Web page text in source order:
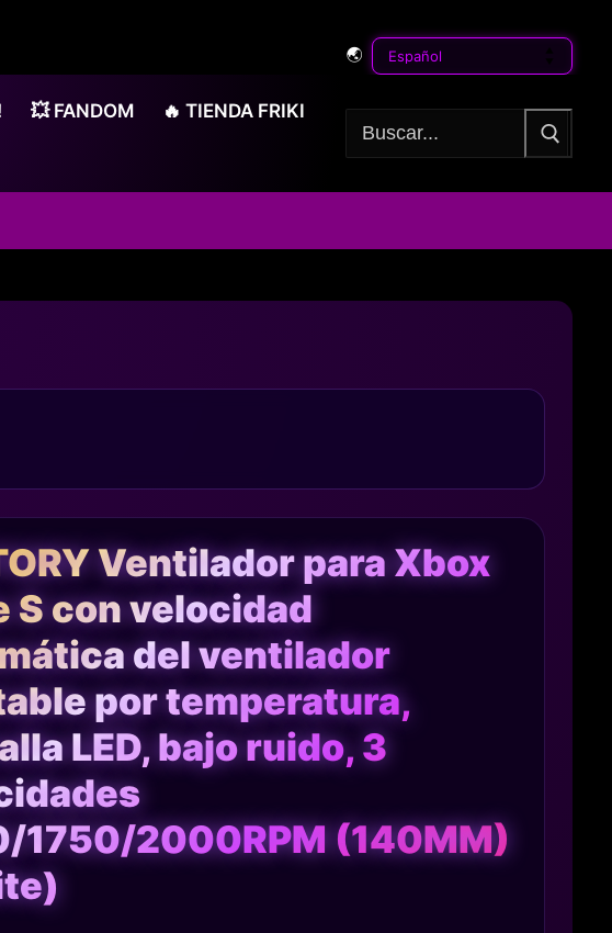
🌏
💥 FANDOM 🔥 TIENDA FRIKI
Buscar:
Ventilador para Xbox
S con velocidad
del ventilador
por temperatura,
LED, bajo ruido, 3
1750/2000RPM (140MM)